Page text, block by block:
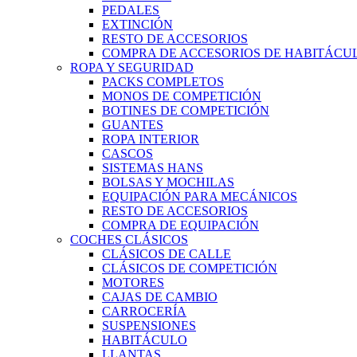
PEDALES
EXTINCIÓN
RESTO DE ACCESORIOS
COMPRA DE ACCESORIOS DE
ROPA Y SEGURIDAD
PACKS COMPLETOS
MONOS DE COMPETICIÓN
BOTINES DE COMPETICIÓN
GUANTES
ROPA INTERIOR
CASCOS
SISTEMAS HANS
BOLSAS Y MOCHILAS
EQUIPACIÓN PARA MECÁNICOS
RESTO DE ACCESORIOS
COMPRA DE EQUIPACIÓN
COCHES CLÁSICOS
CLÁSICOS DE CALLE
CLÁSICOS DE COMPETICIÓN
MOTORES
CAJAS DE CAMBIO
CARROCERÍA
SUSPENSIONES
HABITÁCULO
LLANTAS